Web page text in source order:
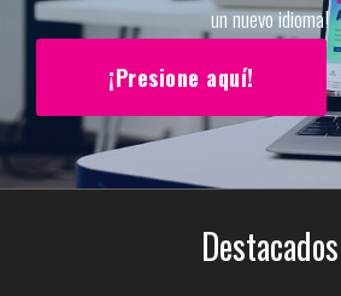
un nuevo idioma!
¡Presione aquí!
Destacados